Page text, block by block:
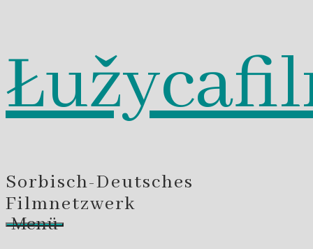
Zum
Inhalt
springen
Sorbisch-Deutsches
Filmnetzwerk
Menü